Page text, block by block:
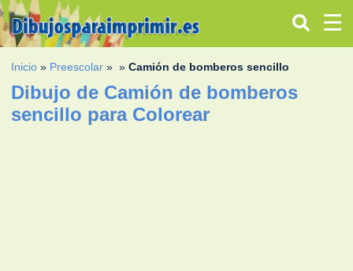
Inicio » Preescolar » »Camión de bomberos sencillo
Dibujo de Camión de bomberos
sencillo para Colorear